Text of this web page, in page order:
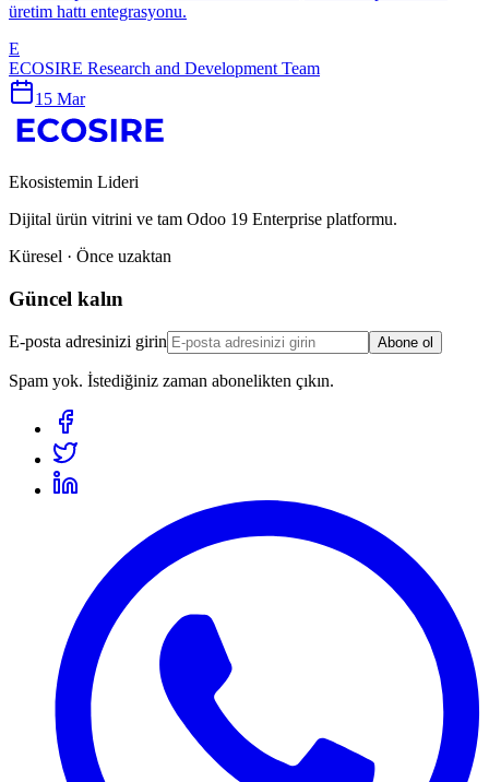
üretim hattı entegrasyonu.
E
ECOSIRE Research and Development Team
15 Mar
Ekosistemin Lideri
Dijital ürün vitrini ve tam Odoo 19 Enterprise platformu.
Küresel · Önce uzaktan
Güncel kalın
E-posta adresinizi girin Abone ol
Spam yok. İstediğiniz zaman abonelikten çıkın.